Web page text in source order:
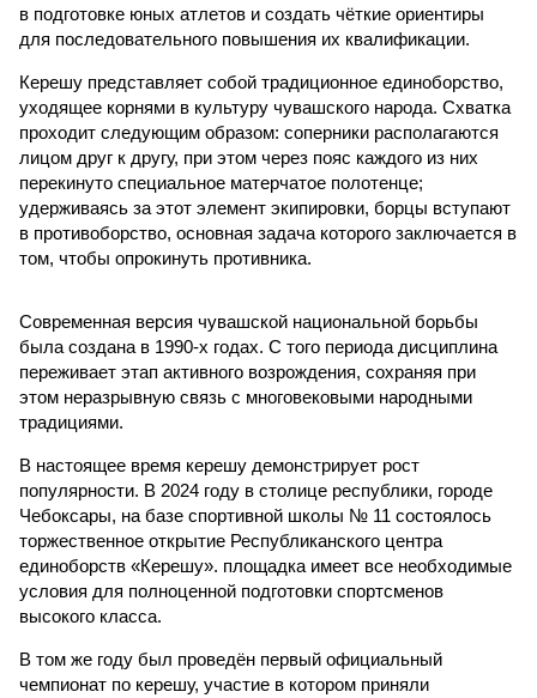
в подготовке юных атлетов и создать чёткие ориентиры
для последовательного повышения их квалификации.
Керешу представляет собой традиционное единоборство,
уходящее корнями в культуру чувашского народа. Схватка
проходит следующим образом: соперники располагаются
лицом друг к другу, при этом через пояс каждого из них
перекинуто специальное матерчатое полотенце;
удерживаясь за этот элемент экипировки, борцы вступают
в противоборство, основная задача которого заключается в
том, чтобы опрокинуть противника.
Современная версия чувашской национальной борьбы
была создана в 1990-х годах. С того периода дисциплина
переживает этап активного возрождения, сохраняя при
этом неразрывную связь с многовековыми народными
традициями.
В настоящее время керешу демонстрирует рост
популярности. В 2024 году в столице республики, городе
Чебоксары, на базе спортивной школы № 11 состоялось
торжественное открытие Республиканского центра
единоборств «Керешу». площадка имеет все необходимые
условия для полноценной подготовки спортсменов
высокого класса.
В том же году был проведён первый официальный
чемпионат по керешу, участие в котором приняли